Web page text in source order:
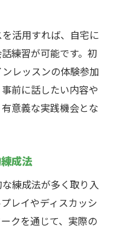
活用すれば、自宅に
練習が可能です。初
レッスンの体験参加
前に話したい内容や
意義な実践機会とな
成法
練成法が多く取り入
レイやディスカッシ
クを通じて、実際の